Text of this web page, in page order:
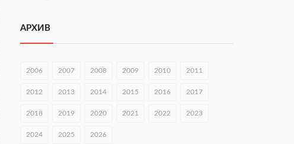
Городец подписал соглашения с Кара-Кулем и
вырос в 1,9 раза
В Нижнем Новгороде открыли фестиваль «Семья
АРХИВ
2006 2007 2008 2009 2010 2011
2012 2013 2014 2015 2016 2017
2018 2019 2020 2021 2022 2023
2024 2025 2026